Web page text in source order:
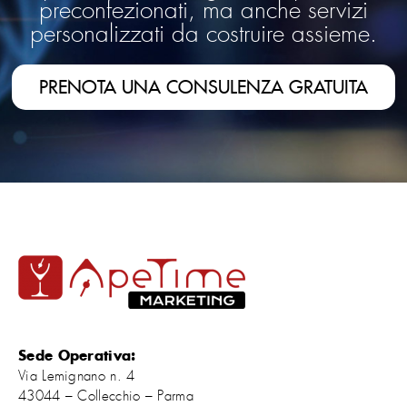
preconfezionati, ma anche servizi
personalizzati da costruire assieme.
PRENOTA UNA CONSULENZA GRATUITA
Sede Operativa:
Via Lemignano n. 4
43044 – Collecchio – Parma